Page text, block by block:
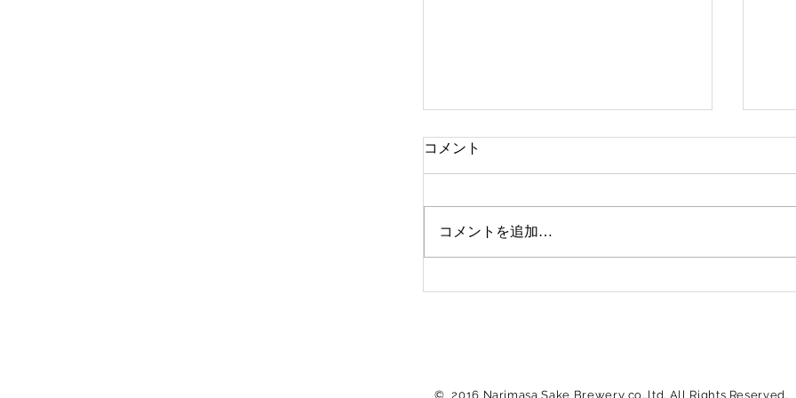
IWC2023 銀賞
G7
コメント
コメントを追加…
© 2016 Narimasa Sake Brewery co.,ltd. All Rights Reserved.